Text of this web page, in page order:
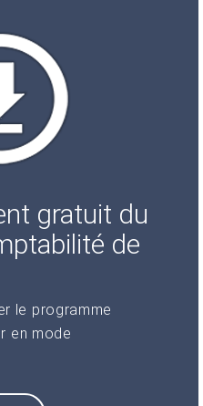
gratuit du
de
le programme
en mode